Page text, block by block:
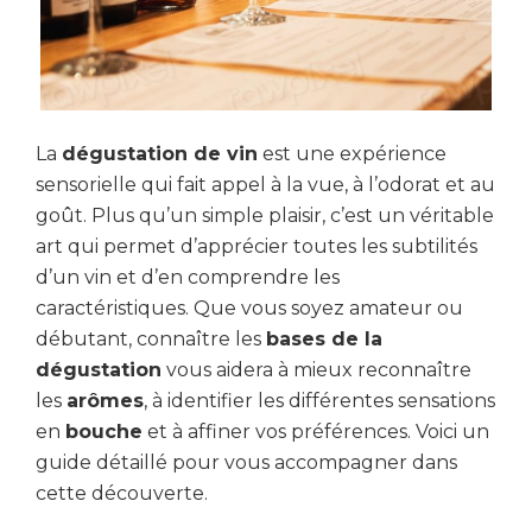
La dégustation de vin est une expérience
sensorielle qui fait appel à la vue, à l’odorat et au
goût. Plus qu’un simple plaisir, c’est un véritable
art qui permet d’apprécier toutes les subtilités
d’un vin et d’en comprendre les
caractéristiques. Que vous soyez amateur ou
débutant, connaître les bases de la
dégustation vous aidera à mieux reconnaître
les arômes, à identifier les différentes sensations
en bouche et à affiner vos préférences. Voici un
guide détaillé pour vous accompagner dans
cette découverte.